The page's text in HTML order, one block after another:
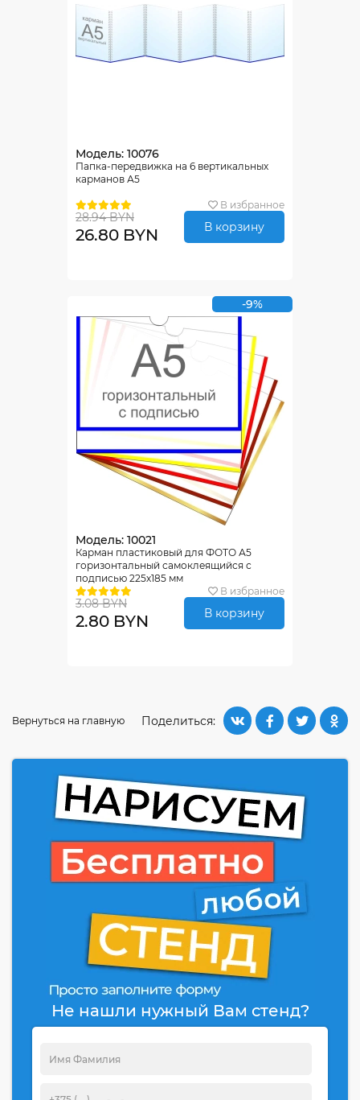
Модель: 10076
Папка-передвижка на 6 вертикальных
карманов А5
В избранное
28.94 BYN
26.80 BYN В корзину
-9%
Модель: 10021
Карман пластиковый для ФОТО А5
горизонтальный самоклеящийся с
подписью 225х185 мм
В избранное
3.08 BYN
2.80 BYN В корзину
Поделиться:
Вернуться на главную
Не нашли нужный Вам стенд?